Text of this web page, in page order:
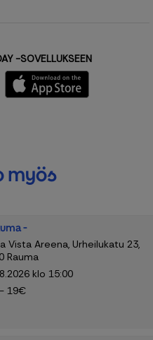
-SOVELLUKSEEN
myös
-
Vista Areena, Urheilukatu 23,
Rauma
klo 15:00
19€